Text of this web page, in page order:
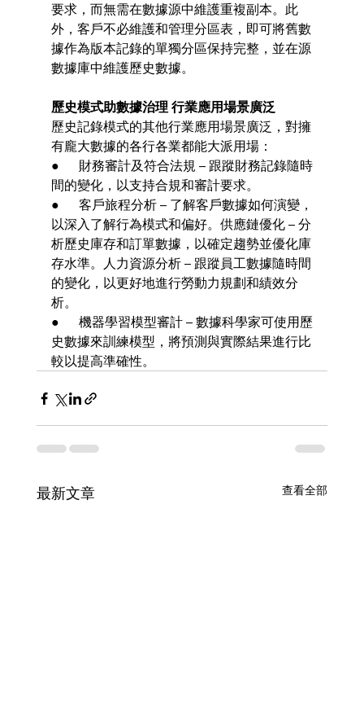
要求，而無需在數據源中維護重複副本。此
外，客戶不必維護和管理分區表，即可將舊數
據作為版本記錄的單獨分區保持完整，並在源
數據庫中維護歷史數據。
歷史模式助數據治理 行業應用場景廣泛
歷史記錄模式的其他行業應用場景廣泛，對擁
有龐大數據的各行各業都能大派用場：
●      財務審計及符合法規 – 跟蹤財務記錄隨時
間的變化，以支持合規和審計要求。
●      客戶旅程分析 – 了解客戶數據如何演變，
以深入了解行為模式和偏好。供應鏈優化 – 分
析歷史庫存和訂單數據，以確定趨勢並優化庫
存水準。人力資源分析 – 跟蹤員工數據隨時間
的變化，以更好地進行勞動力規劃和績效分
析。
●      機器學習模型審計 – 數據科學家可使用歷
史數據來訓練模型，將預測與實際結果進行比
較以提高準確性。
最新文章 查看全部